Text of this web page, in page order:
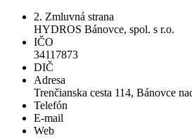
2. Zmluvná strana
HYDROS Bánovce, spol. s r.o.
IČO
34117873
DIČ
Adresa
Trenčianska cesta 114, Bánovce
Telefón
E-mail
Web